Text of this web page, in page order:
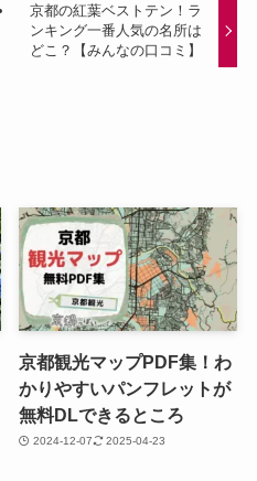
京都の紅葉ベストテン！ラ
ンキング一番人気の名所は
どこ？【みんなの口コミ】
京都観光マップPDF集！わ
かりやすいパンフレットが
無料DLできるところ
2024-12-07 2025-04-23